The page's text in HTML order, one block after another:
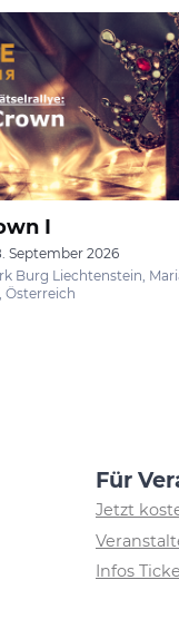
I
September 2026
Burg Liechtenstein,
Österreich
Für
Jetzt
Infos